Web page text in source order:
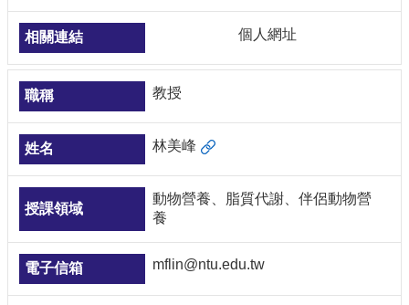
個人網址
教授
林美峰
動物營養、脂質代謝、伴侶動物營
養
mflin@ntu.edu.tw